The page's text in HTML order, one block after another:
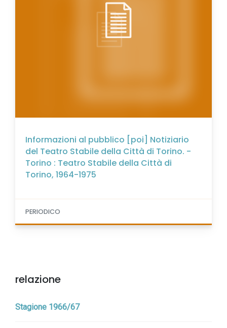
Informazioni al pubblico [poi] Notiziario
del Teatro Stabile della Città di Torino. -
Torino : Teatro Stabile della Città di
Torino, 1964-1975
PERIODICO
relazione
Stagione 1966/67